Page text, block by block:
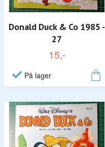
Donald Duck & Co 1985 -
27
15,-
På lager